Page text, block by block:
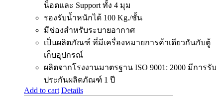
น็อตและ Support ทั้ง 4 มุม
รองรับน้ำหนักได้ 100 Kg./ชั้น
มีช่องสำหรับระบายอากาศ
เป็นผลิตภัณฑ์ ที่มีเครื่องหมายการค้าเดียวกันกับตู้
เก็บอุปกรณ์
ผลิตจากโรงงานมาตรฐาน ISO 9001: 2000 มีการรับ
ประกันผลิตภัณฑ์ 1 ปี
Add to cart Details